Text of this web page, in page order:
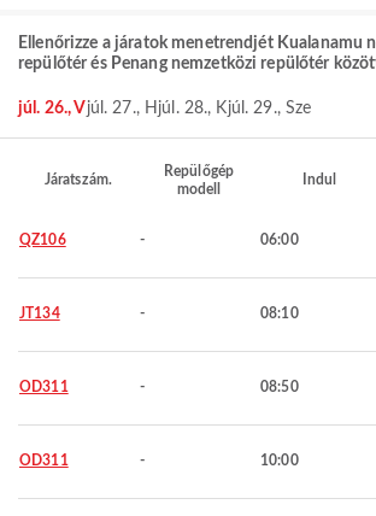
Ellenőrizze a járatok menetrendjét Kualanamu
repülőtér és Penang nemzetközi repülőtér
júl. 26., V júl. 27., H júl. 28., Kjúl. 29., Sze
Járatszám.
Repülőgép
modell
Indul
QZ106 - 06:00
JT134 - 08:10
OD311 - 08:50
OD311 - 10:00